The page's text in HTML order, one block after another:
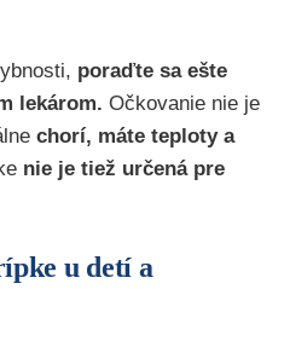
poraďte sa ešte
lekárom. Očkovanie nie je
chorí, máte teploty a
nie je tiež určená pre
u detí a